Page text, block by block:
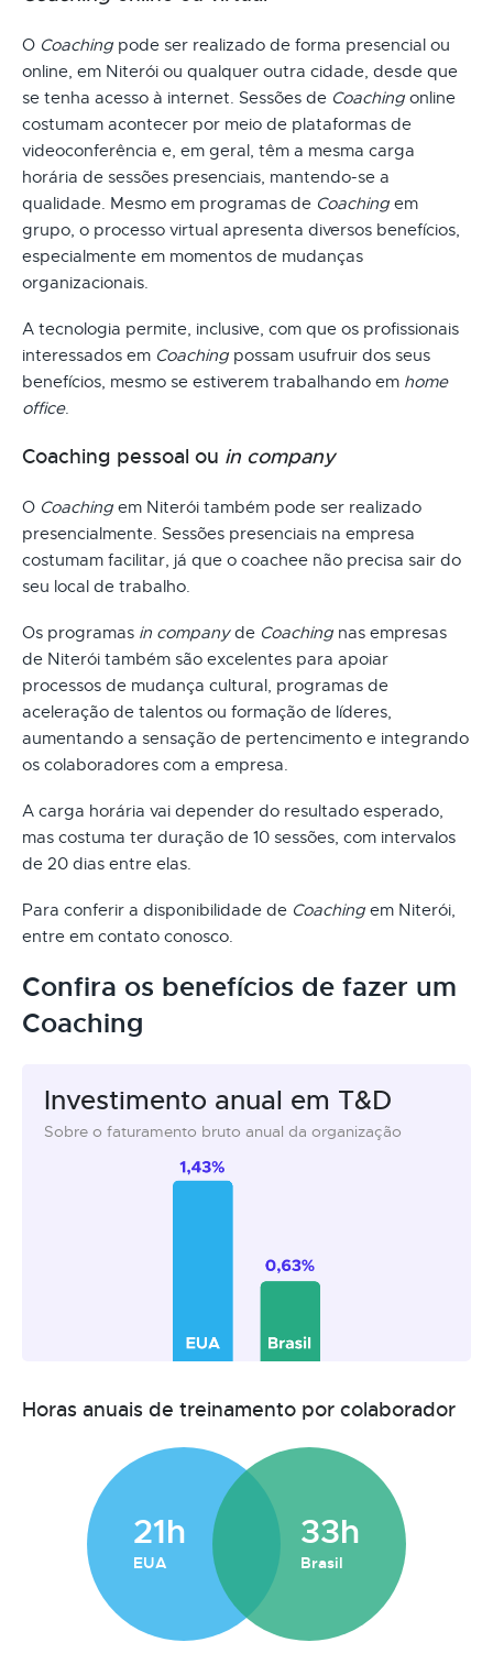
O Coaching pode ser realizado de forma presencial ou
online, em Niterói ou qualquer outra cidade, desde que
se tenha acesso à internet. Sessões de Coaching online
costumam acontecer por meio de plataformas de
videoconferência e, em geral, têm a mesma carga
horária de sessões presenciais, mantendo-se a
qualidade. Mesmo em programas de Coaching em
grupo, o processo virtual apresenta diversos benefícios,
especialmente em momentos de mudanças
organizacionais.
A tecnologia permite, inclusive, com que os profissionais
interessados em Coaching possam usufruir dos seus
benefícios, mesmo se estiverem trabalhando em home
office.
Coaching pessoal ou in company
O Coaching em Niterói também pode ser realizado
presencialmente. Sessões presenciais na empresa
costumam facilitar, já que o coachee não precisa sair do
seu local de trabalho.
Os programas in companyde Coaching nas empresas
de Niterói também são excelentes para apoiar
processos de mudança cultural, programas de
aceleração de talentos ou formação de líderes,
aumentando a sensação de pertencimento e integrando
os colaboradores com a empresa.
A carga horária vai depender do resultado esperado,
mas costuma ter duração de 10 sessões, com intervalos
de 20 dias entre elas.
Para conferir a disponibilidade de Coaching em Niterói,
entre em contato conosco.
Confira os benefícios de fazer um
Coaching
Investimento anual em T&D
Sobre o faturamento bruto anual da organização
Horas anuais de treinamento por colaborador
21h
EUA
33h
Brasil